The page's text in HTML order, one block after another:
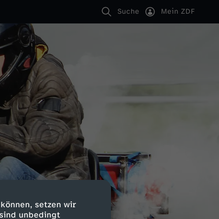
setzen wir
unbedingt
Suche Mein ZDF